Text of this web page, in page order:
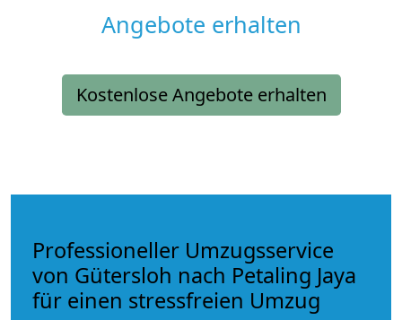
Angebote erhalten
Kostenlose Angebote erhalten
Professioneller Umzugsservice
von Gütersloh nach Petaling Jaya
für einen stressfreien Umzug